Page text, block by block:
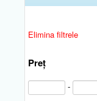
Elimina filtrele
Preț
-